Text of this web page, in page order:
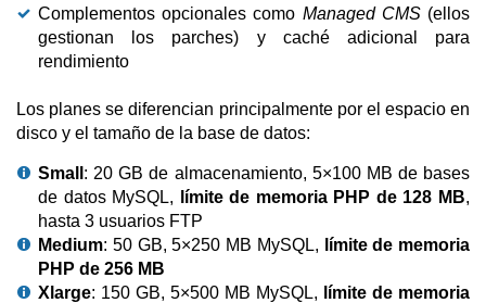
Complementos opcionales como Managed CMS(ellos
gestionan los parches) y caché adicional para
rendimiento
Los planes se diferencian principalmente por el espacio en
disco y el tamaño de la base de datos:
Small : 20 GB de almacenamiento, 5×100 MB de bases
de datos MySQL,
límite de memoria PHP de 128 MB,
hasta 3 usuarios FTP
Medium: 50 GB, 5×250 MB MySQL,
límite de memoria
PHP de 256 MB
Xlarge: 150 GB, 5×500 MB MySQL,
límite de memoria